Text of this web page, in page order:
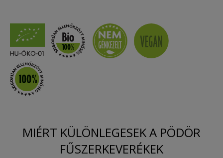
MIÉRT KÜLÖNLEGESEK A PÖDÖR
FŰSZERKEVERÉKEK